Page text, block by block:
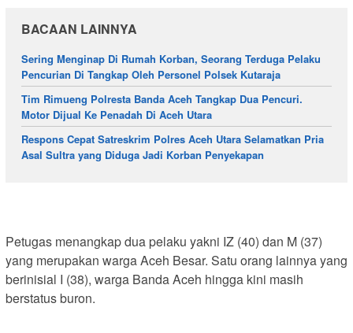
BACAAN LAINNYA
Sering Menginap Di Rumah Korban, Seorang Terduga Pelaku
Pencurian Di Tangkap Oleh Personel Polsek Kutaraja
Tim Rimueng Polresta Banda Aceh Tangkap Dua Pencuri.
Motor Dijual Ke Penadah Di Aceh Utara
Respons Cepat Satreskrim Polres Aceh Utara Selamatkan Pria
Asal Sultra yang Diduga Jadi Korban Penyekapan
Petugas menangkap dua pelaku yakni IZ (40) dan M (37)
yang merupakan warga Aceh Besar. Satu orang lainnya yang
berinisial I (38), warga Banda Aceh hingga kini masih
berstatus buron.